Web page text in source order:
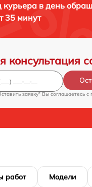
курьера в день
35 минут
консультация
заявку" Вы соглашаетесь c
работ Модели